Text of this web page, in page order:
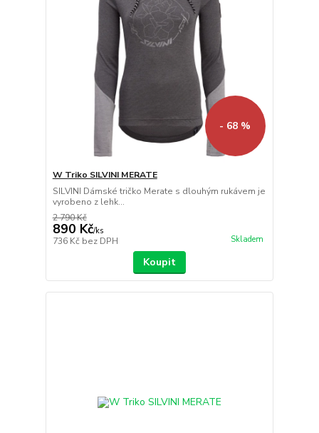
- 68 %
W Triko SILVINI MERATE
SILVINI Dámské tričko Merate s dlouhým rukávem je
vyrobeno z lehk...
2 790 Kč
890 Kč/ks
736 Kč bez DPH Skladem
Koupit